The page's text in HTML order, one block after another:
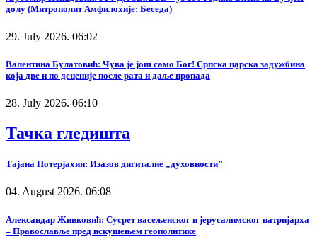
долу (Митрополит Амфилохије: Беседа)
29. July 2026. 06:02
Валентина Булатовић: Чува је још само Бог! Српска царска задужбина
која две и по деценије после рата и даље пропада
28. July 2026. 06:10
Тачка гледишта
Тајана Потерјахин: Изазов дигиталне „духовности”
04. August 2026. 06:08
Александар Живковић: Сусрет васељенског и јерусалимског патријарха
– Православље пред искушењем геополитике